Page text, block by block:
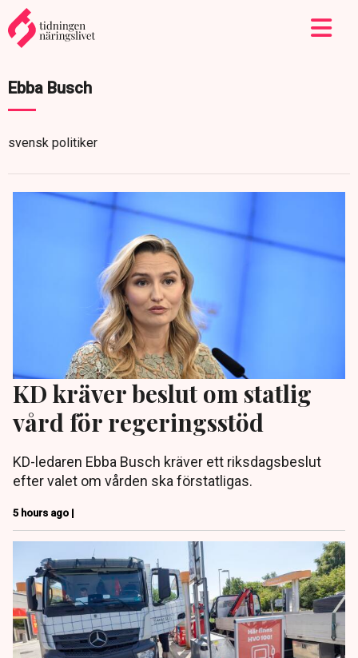
Ebba Busch
svensk politiker
KD kräver beslut om statlig
vård för regeringsstöd
KD-ledaren Ebba Busch kräver ett riksdagsbeslut
efter valet om vården ska förstatligas.
5 hours ago |